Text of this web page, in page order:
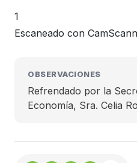
1
Escaneado con
OBSERVACIONES
Refrendado por la
Economía, Sra. Celia